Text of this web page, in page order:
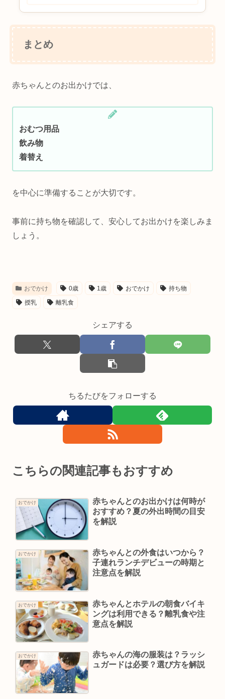
の変化や疲れなどが原因でぐずる
まとめ
赤ちゃんとのお出かけでは、
おむつ用品
飲み物
着替え
を中心に準備することが大切です。
事前に持ち物を確認して、安心してお出かけを楽しみま
しょう。
おでかけ 0歳 1歳 おでかけ 持ち物
授乳 離乳食
シェアする
ちるたびをフォローする
こちらの関連記事もおすすめ
おでかけ
赤ちゃんとのお出かけは何時が
おすすめ？夏の外出時間の目安
を解説
おでかけ
赤ちゃんとの外食はいつから？
子連れランチデビューの時期と
注意点を解説
おでかけ
赤ちゃんとホテルの朝食バイキ
ングは利用できる？離乳食や注
意点を解説
おでかけ
赤ちゃんの海の服装は？ラッシ
ュガードは必要？選び方を解説